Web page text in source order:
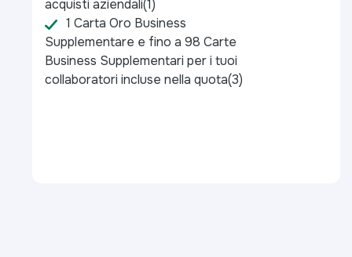
acquisti aziendali(1​)
1 Carta Oro Business
Supplementare e fino a 98 Carte
Business Supplementari per i tuoi
collaboratori incluse nella quota(3)​